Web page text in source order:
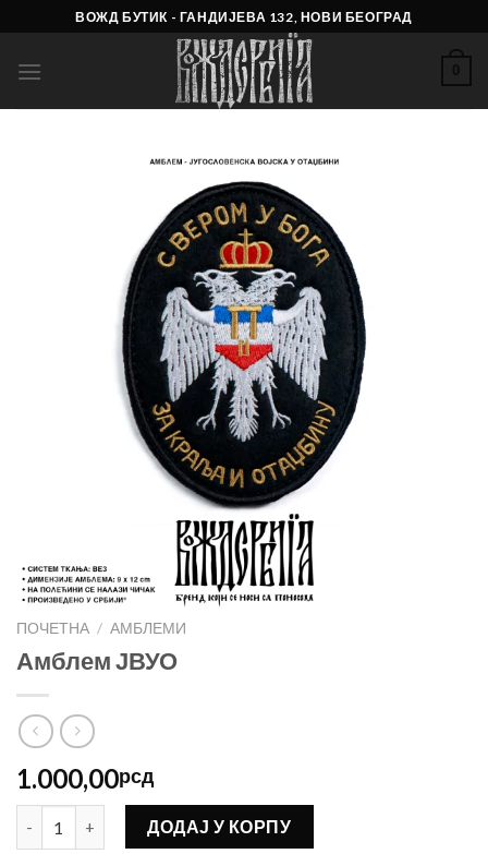
to
content
ВОЖД БУТИК - ГАНДИЈЕВА 132, НОВИ БЕОГРАД
0
ПОЧЕТНА / АМБЛЕМИ
Амблем ЈВУО
1.000,00рсд
Амблем ЈВУО количинаДОДАЈ У КОРПУ